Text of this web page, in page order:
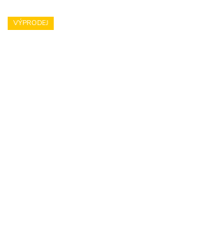
VÝPRODEJ